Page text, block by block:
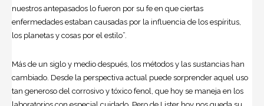
nuestros antepasados lo fueron por su fe en que ciertas
enfermedades estaban causadas por la influencia de los espíritus,
los planetas y cosas por el estilo”.
Más de un siglo y medio después, los métodos y las sustancias han
cambiado. Desde la perspectiva actual puede sorprender aquel uso
tan generoso del corrosivo y tóxico fenol, que hoy se maneja en los